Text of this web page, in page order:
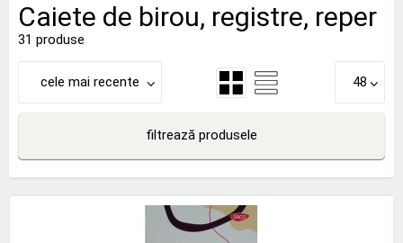
Caiete de birou, registre, reper
31 produse
cele mai recente 48
filtrează produsele